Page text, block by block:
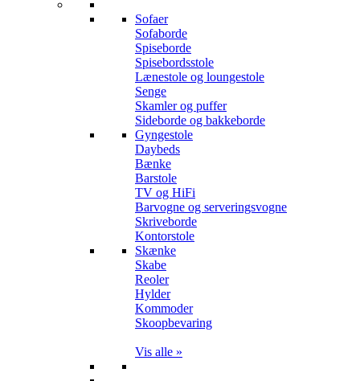
Sofaer
Sofaborde
Spiseborde
Spisebordsstole
Lænestole og loungestole
Senge
Skamler og puffer
Sideborde og bakkeborde
Gyngestole
Daybeds
Bænke
Barstole
TV og HiFi
Barvogne og serveringsvogne
Skriveborde
Kontorstole
Skænke
Skabe
Reoler
Hylder
Kommoder
Skoopbevaring
Vis alle »